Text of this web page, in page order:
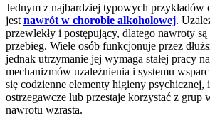
Jednym z najbardziej typowych
jest nawrót w chorobie alkoholowej.
przewlekły i postępujący, dlatego nawroty
przebieg. Wiele osób funkcjonuje przez
jednak utrzymanie jej wymaga stałej pracy
mechanizmów uzależnienia i systemu
się codzienne elementy higieny psychicznej,
ostrzegawcze lub przestaje korzystać z grup
nawrotu wzrasta.